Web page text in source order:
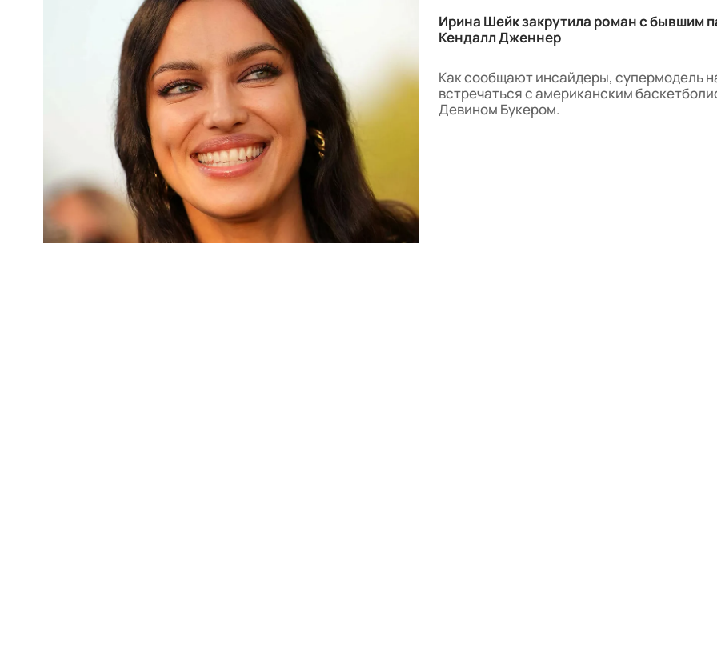
Ирина Шейк закрутила роман с бывшим
Кендалл Дженнер
Как сообщают инсайдеры, супермодель
встречаться с американским
Девином Букером.